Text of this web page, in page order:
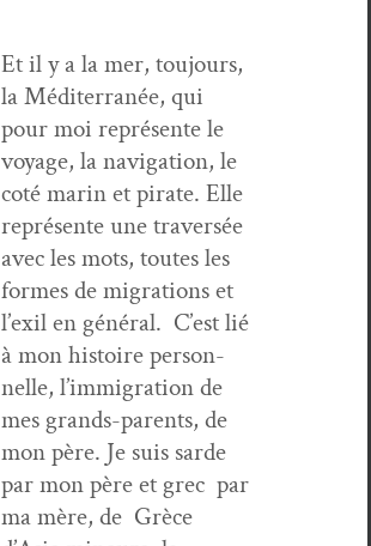
Et il y a la mer, tou­jours,
la Méditer­ranée, qui
pour moi représente le
voy­age, la nav­i­ga­tion, le
coté marin et pirate. Elle
représente une tra­ver­sée
avec les mots, toutes les
formes de migra­tions et
l’exil en général. C’est lié
à mon his­toire per­son­
nelle, l’immigration de
mes grands-par­ents, de
mon père. Je suis sarde
par mon père et grec par
ma mère, de Grèce